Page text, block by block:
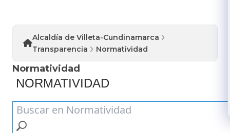
Alcaldía de Villeta-Cundinamarca
Transparencia
Normatividad
Normatividad
NORMATIVIDAD​